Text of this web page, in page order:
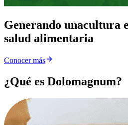
Generando unacultura
salud alimentaria
Conocer más
¿Qué es Dolomagnum?